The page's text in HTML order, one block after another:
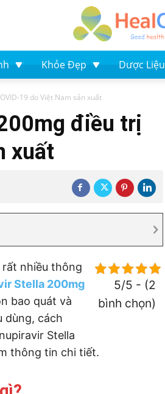
Khỏe Đẹp Dược Liệu
19 do Việt Nam sản xuất
điều trị
xuất
5/5 - (2
bình chọn)
nhiều thông
Stella 200mg
bao quát và
dùng, cách
Stella
thông tin chi tiết.